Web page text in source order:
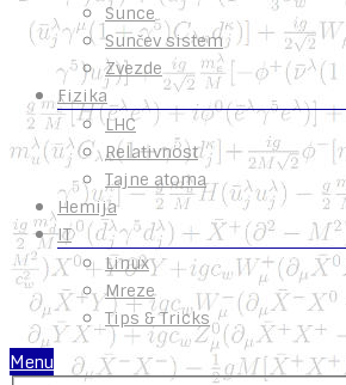
Sunce
Sunčev sistem
Zvezde
Fizika
LHC
Relativnost
Tajne atoma
Hemija
IT
Linux
Mreze
Tips & Tricks
Menu